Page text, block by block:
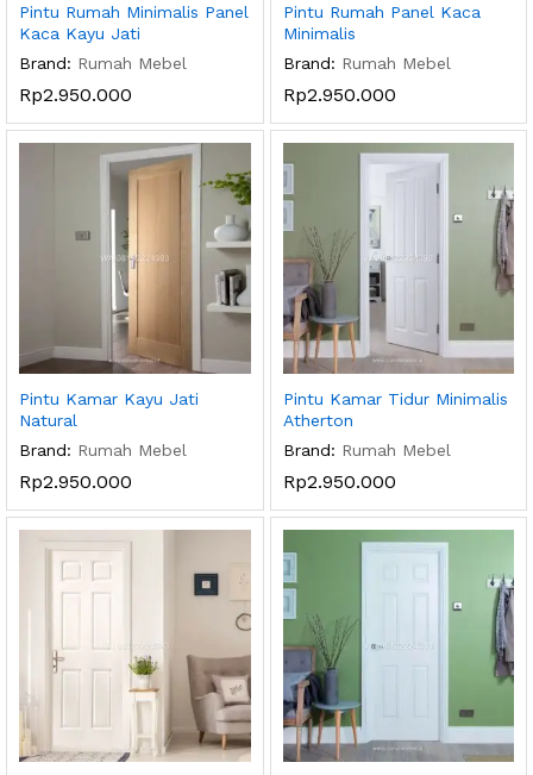
Pintu Rumah Minimalis Panel
Kaca Kayu Jati
Brand: Rumah Mebel
Rp2.950.000
Pintu Rumah Panel Kaca
Minimalis
Brand: Rumah Mebel
Rp2.950.000
Pintu Kamar Kayu Jati
Natural
Brand: Rumah Mebel
Rp2.950.000
Pintu Kamar Tidur Minimalis
Atherton
Brand: Rumah Mebel
Rp2.950.000